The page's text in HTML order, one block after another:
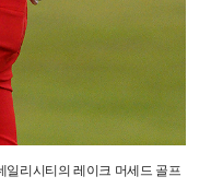
일리시티의 레이크 머세드 골프